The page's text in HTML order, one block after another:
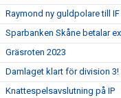
Raymond ny guldpolare till
Sparbanken Skåne betalar
Gräsroten 2023
Damlaget klart för division 3!
Knattespelsavslutning på IP